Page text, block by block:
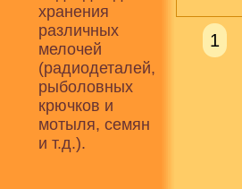
хранения
различных
мелочей
(радиодеталей,
рыболовных
крючков и
мотыля, семян
и т.д.).
1